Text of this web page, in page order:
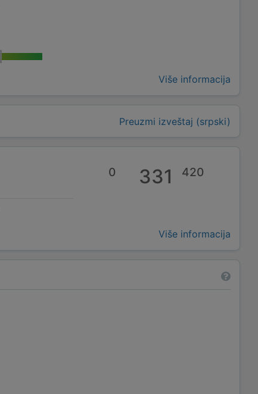
Više informacija
Preuzmi izveštaj (srpski)
0 331 420
Više informacija